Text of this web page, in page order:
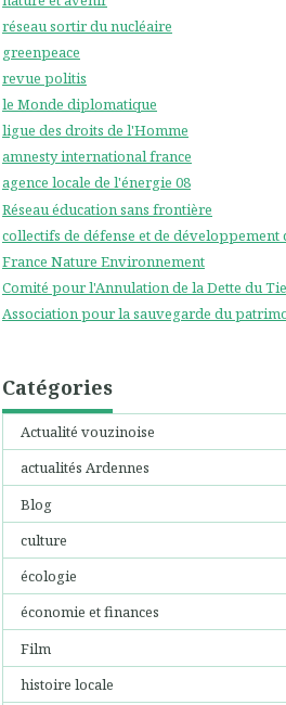
réseau sortir du nucléaire
greenpeace
revue politis
le Monde diplomatique
ligue des droits de l'Homme
amnesty international france
agence locale de l'énergie 08
Réseau éducation sans frontière
collectifs de défense et de développement
France Nature Environnement
Comité pour l'Annulation de la Dette du
Association pour la sauvegarde du
Catégories
Actualité vouzinoise
actualités Ardennes
Blog
culture
écologie
économie et finances
Film
histoire locale